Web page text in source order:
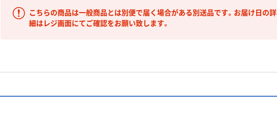
こちらの商品は一般商品とは別便で届く場合がある別送品です。お届け日の詳
細はレジ画面にてご確認をお願い致します。